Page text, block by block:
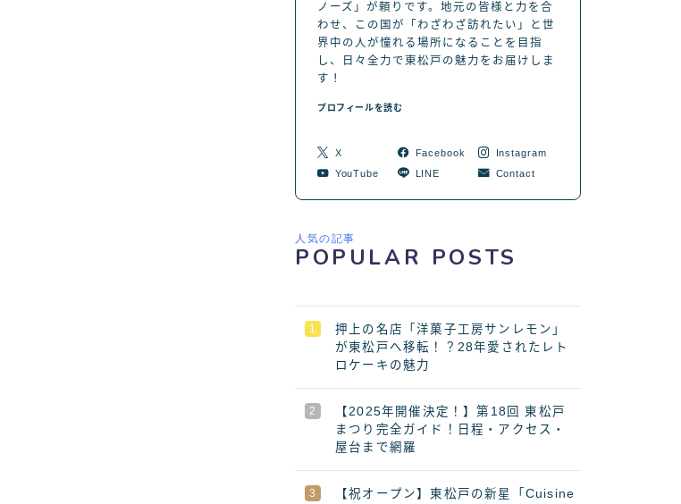
ノーズ」が頼りです。地元の皆様と力を合
わせ、この国が「わざわざ訪れたい」と世
界中の人が憧れる場所になることを目指
し、日々全力で東松戸の魅力をお届けしま
す！
プロフィールを読む
X Facebook
Instagram
YouTube
LINE Contact
人気の記事
POPULAR POSTS
押上の名店「洋菓子工房サンレモン」
が東松戸へ移転！？28年愛されたレト
ロケーキの魅力
【2025年開催決定！】第18回 東松戸
まつり完全ガイド！日程・アクセス・
屋台まで網羅
【祝オープン】東松戸の新星「Cuisine